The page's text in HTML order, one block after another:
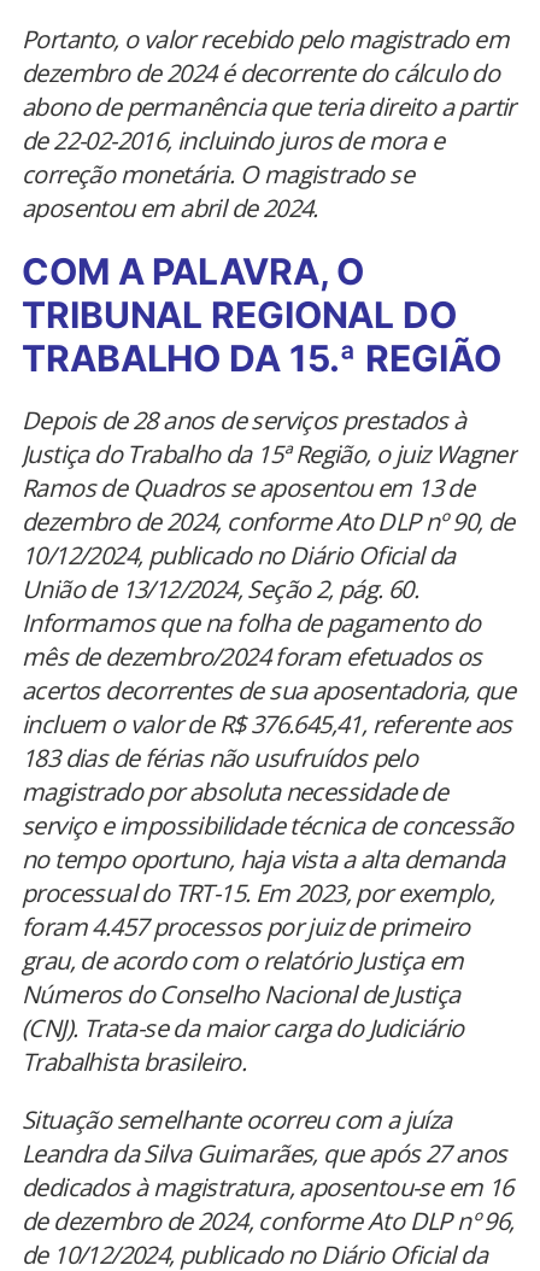
Portanto, o valor recebido pelo magistrado em
dezembro de 2024 é decorrente do cálculo do
abono de permanência que teria direito a partir
de 22-02-2016, incluindo juros de mora e
correção monetária. O magistrado se
aposentou em abril de 2024.
COM A PALAVRA, O
TRIBUNAL REGIONAL DO
TRABALHO DA 15.ª REGIÃO
Depois de 28 anos de serviços prestados à
Justiça do Trabalho da 15ª Região, o juiz Wagner
Ramos de Quadros se aposentou em 13 de
dezembro de 2024, conforme Ato DLP nº 90, de
10/12/2024, publicado no Diário Oficial da
União de 13/12/2024, Seção 2, pág. 60.
Informamos que na folha de pagamento do
mês de dezembro/2024 foram efetuados os
acertos decorrentes de sua aposentadoria, que
incluem o valor de R$ 376.645,41, referente aos
183 dias de férias não usufruídos pelo
magistrado por absoluta necessidade de
serviço e impossibilidade técnica de concessão
no tempo oportuno, haja vista a alta demanda
processual do TRT-15. Em 2023, por exemplo,
foram 4.457 processos por juiz de primeiro
grau, de acordo com o relatório Justiça em
Números do Conselho Nacional de Justiça
(CNJ). Trata-se da maior carga do Judiciário
Trabalhista brasileiro.
Situação semelhante ocorreu com a juíza
Leandra da Silva Guimarães, que após 27 anos
dedicados à magistratura, aposentou-se em 16
de dezembro de 2024, conforme Ato DLP nº 96,
de 10/12/2024, publicado no Diário Oficial da